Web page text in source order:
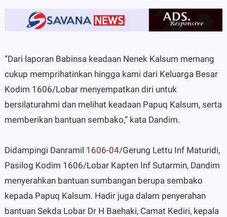
“Dari laporan Babinsa keadaan Nenek Kalsum memang
cukup memprihatinkan hingga kami dari Keluarga Besar
Kodim 1606/Lobar menyempatkan diri untuk
bersilaturahmi dan melihat keadaan Papuq Kalsum, serta
memberikan bantuan sembako,” kata Dandim.
Didampingi Danramil 1606-04/Gerung Lettu Inf Maturidi,
Pasilog Kodim 1606/Lobar Kapten Inf Sutarmin, Dandim
menyerahkan bantuan sumbangan berupa sembako
kepada Papuq Kalsum. Hadir juga dalam penyerahan
bantuan Sekda Lobar Dr H Baehaki, Camat Kediri, kepala